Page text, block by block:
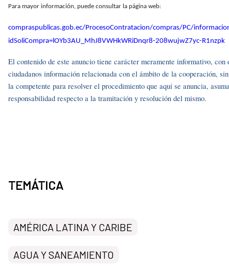
Para mayor información, puede consultar la página web:
compraspublicas.gob.ec/ProcesoContratacion/compras/PC/
idSoliCompra=lOYb3AU_MhJ8VWHkWRiDnqr8-208wujwZ7yc-R1nzpk
El contenido de este anuncio tiene carácter meramente informativo,
ciudadanos información relacionada con el ámbito de la cooperación,
la competente para resolver el procedimiento que aquí se anuncia,
responsabilidad respecto a la tramitación y resolución del mismo.
TEMÁTICA
AMÉRICA LATINA Y CARIBE
AGUA Y SANEAMIENTO